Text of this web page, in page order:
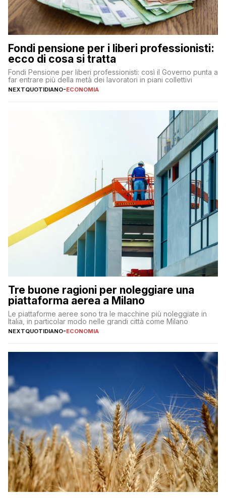
Fondi pensione per i liberi professionisti:
ecco di cosa si tratta
Fondi Pensione per liberi professionisti: così il Governo punta a
far entrare più della metà dei lavoratori in piani collettivi
NEXTQUOTIDIANO-ECONOMIA
Tre buone ragioni per noleggiare una
piattaforma aerea a Milano
Le piattaforme aeree sono tra le macchine più noleggiate in
Italia, in particolar modo nelle grandi città come Milano
NEXTQUOTIDIANO-ECONOMIA